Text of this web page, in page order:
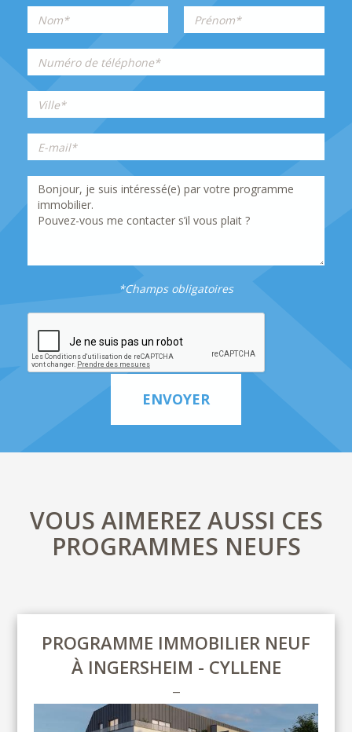
*Champs obligatoires
ENVOYER
VOUS AIMEREZ AUSSI CES
PROGRAMMES NEUFS
PROGRAMME IMMOBILIER NEUF
À INGERSHEIM - CYLLENE